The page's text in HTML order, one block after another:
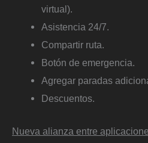
virtual).
Asistencia 24/7.
Compartir ruta.
Botón de emergencia.
Agregar paradas
Descuentos.
Nueva alianza entre